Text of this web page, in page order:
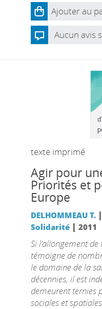
Ajouter au
Aucun avis
texte imprimé
Agir pour
Priorités et
Europe
DELHOMMEAU T. |
Solidarité| 2011
Si l’allongement de
témoigne de
le domaine de la
décennies, il est
demeurent ternies
sociales et